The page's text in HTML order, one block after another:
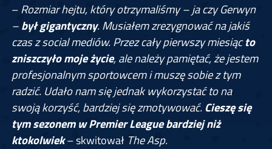
–Rozmiar hejtu, który otrzymaliśmy – ja czy Gerwyn
–był gigantyczny. Musiałem zrezygnować na jakiś
czas z social mediów. Przez cały pierwszy miesiącto
zniszczyło moje życie, ale należy pamiętać, że jestem
profesjonalnym sportowcem i muszę sobie z tym
radzić. Udało nam się jednak wykorzystać to na
swoją korzyść, bardziej się zmotywować. Cieszę się
tym sezonem w Premier League bardziej niż
ktokolwiek– skwitował The Asp.